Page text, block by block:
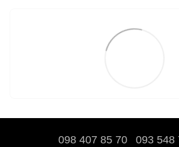
098 407 85 70 093 548